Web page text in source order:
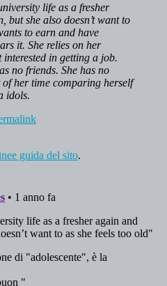
life as a fresher
but she also doesn’t want to
to earn and have
it. She relies on her
interested in getting a job.
no friends. She has no
of her time comparing herself
idols.
guida del sito.